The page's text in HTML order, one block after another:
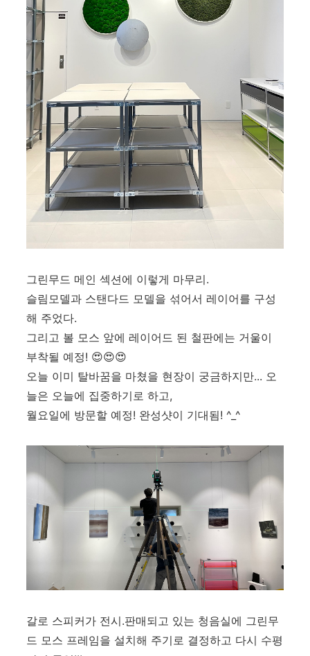
그린무드 메인 섹션에 이렇게 마무리.
슬림모델과 스탠다드 모델을 섞어서 레이어를 구성
해 주었다.
그리고 볼 모스 앞에 레이어드 된 철판에는 거울이
부착될 예정! 😍😍😍
오늘 이미 탈바꿈을 마쳤을 현장이 궁금하지만... 오
늘은 오늘에 집중하기로 하고,
월요일에 방문할 예정! 완성샷이 기대됨! ^_^
갈로 스피커가 전시.판매되고 있는 청음실에 그린무
드 모스 프레임을 설치해 주기로 결정하고 다시 수평